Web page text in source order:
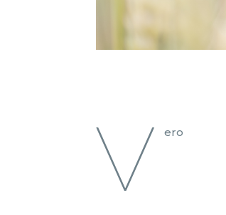
V ero